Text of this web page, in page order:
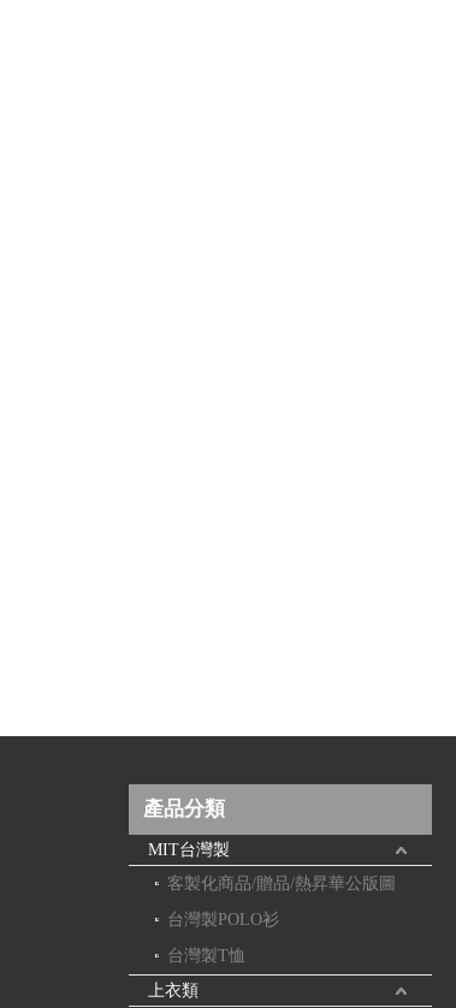
產品分類
MIT台灣製
客製化商品/贈品/熱昇華公版圖
台灣製POLO衫
台灣製T恤
上衣類